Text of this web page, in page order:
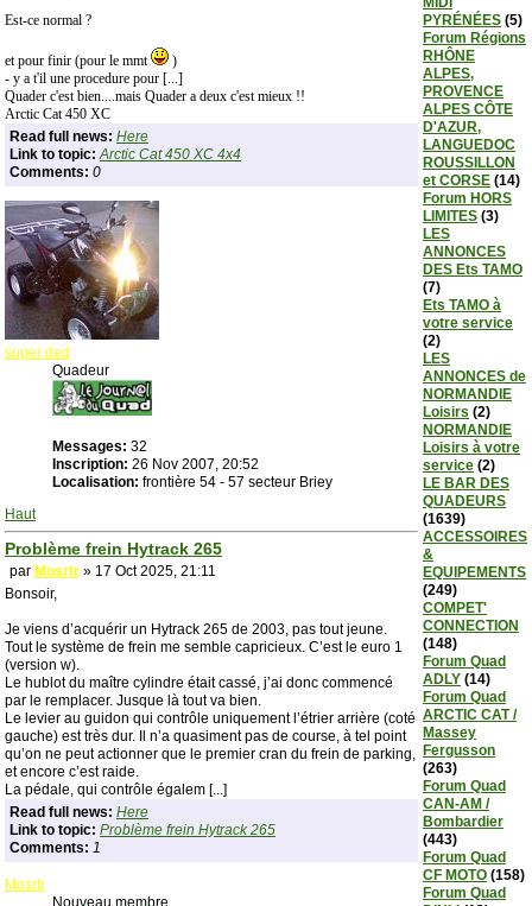
PYRÉNÉES (5)
Forum Régions
RHÔNE
ALPES,
PROVENCE
ALPES CÔTE
D'AZUR,
LANGUEDOC
ROUSSILLON
et CORSE (14)
Forum HORS
LIMITES (3)
LES
ANNONCES
DES Ets TAMO
(7)
Ets TAMO à
votre service
(2)
LES
ANNONCES de
NORMANDIE
Loisirs (2)
NORMANDIE
Loisirs à votre
service (2)
LE BAR DES
QUADEURS
(1639)
ACCESSOIRES
&
EQUIPEMENTS
(249)
COMPET'
CONNECTION
(148)
Forum Quad
ADLY (14)
Forum Quad
ARCTIC CAT /
Massey
Fergusson
(263)
Forum Quad
CAN-AM /
Bombardier
(443)
Forum Quad
CF MOTO (158)
Forum Quad
Est-ce normal ?
et pour finir (pour le mmt
)
- y a t'il une procedure pour [...]
Quader c'est bien....mais Quader a deux c'est mieux !!
Arctic Cat 450 XC
Read full news: Here
Link to topic: Arctic Cat 450 XC 4x4
Comments: 0
super ded
Quadeur
Messages: 32
Inscription: 26 Nov 2007, 20:52
Localisation: frontière 54 - 57 secteur Briey
Haut
Problème frein Hytrack 265
par Mosrtr » 17 Oct 2025, 21:11
Bonsoir,
Je viens d’acquérir un Hytrack 265 de 2003, pas tout jeune.
Tout le système de frein me semble capricieux. C’est le euro 1
(version w).
Le hublot du maître cylindre était cassé, j’ai donc commencé
par le remplacer. Jusque là tout va bien.
Le levier au guidon qui contrôle uniquement l’étrier arrière (coté
gauche) est très dur. Il n’a quasiment pas de course, à tel point
qu’on ne peut actionner que le premier cran du frein de parking,
et encore c’est raide.
La pédale, qui contrôle égalem [...]
Read full news: Here
Link to topic: Problème frein Hytrack 265
Comments: 1
Mosrtr
Nouveau membre